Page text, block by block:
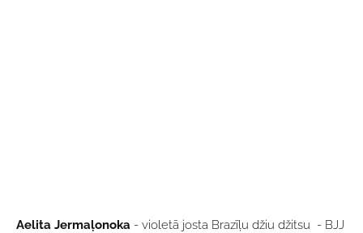
Aelita Jermaļonoka - violetā josta Brazīļu džiu džitsu - BJJ